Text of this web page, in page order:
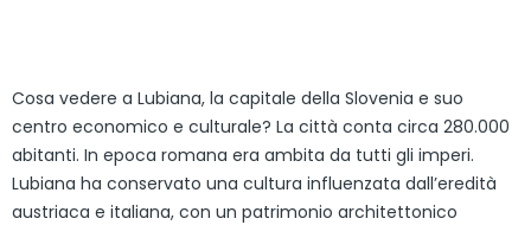
Cosa vedere a Lubiana, la capitale della Slovenia e suo
centro economico e culturale? La città conta circa 280.000
abitanti. In epoca romana era ambita da tutti gli imperi.
Lubiana ha conservato una cultura influenzata dall’eredità
austriaca e italiana, con un patrimonio architettonico